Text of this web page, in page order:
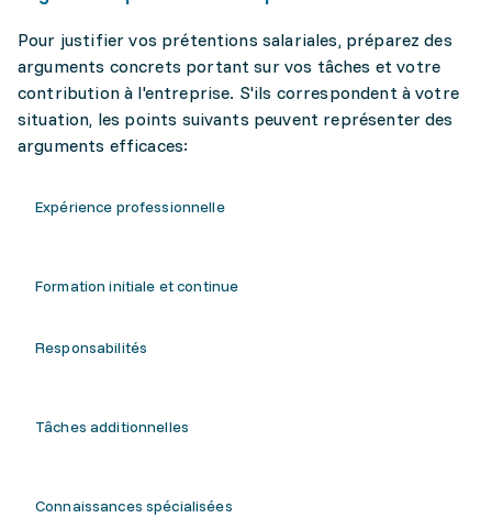
Pour justifier vos prétentions salariales, préparez des
arguments concrets portant sur vos tâches et votre
contribution à l'entreprise. S'ils correspondent à votre
situation, les points suivants peuvent représenter des
arguments efficaces:
Expérience professionnelle
Formation initiale et continue
Responsabilités
Tâches additionnelles
Connaissances spécialisées